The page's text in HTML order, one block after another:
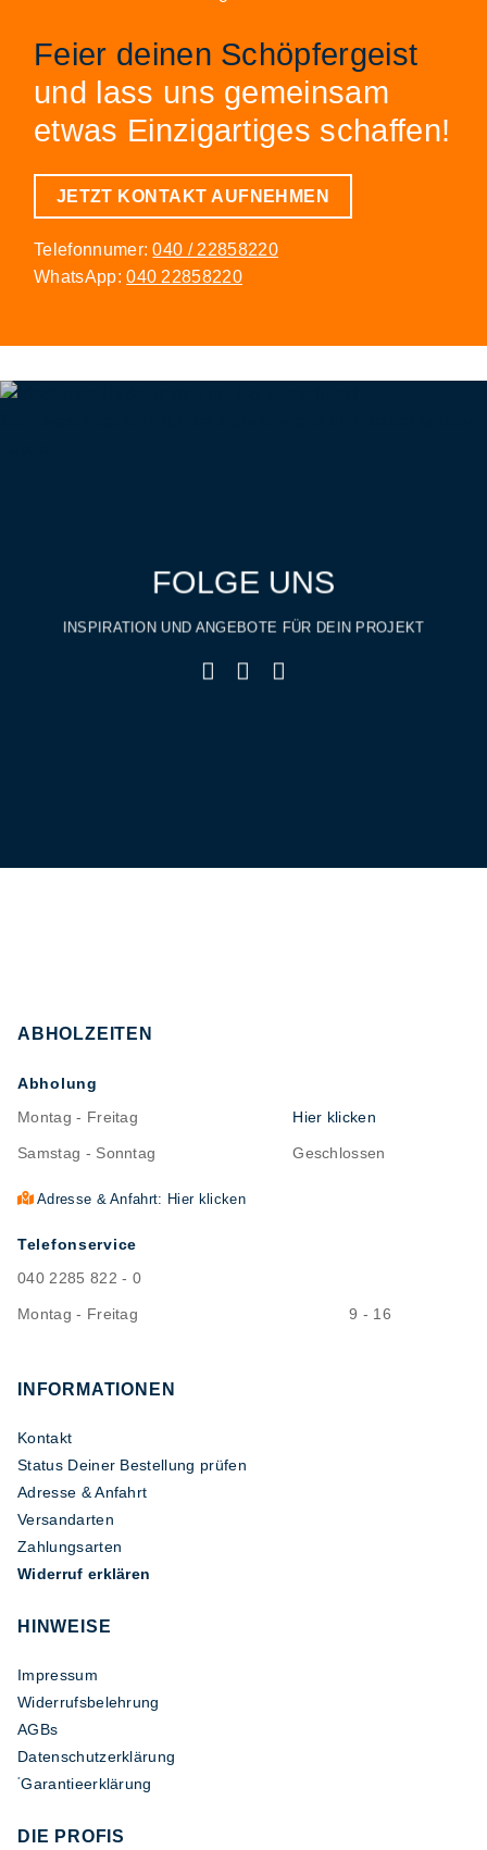
Feier deinen Schöpfergeist
und lass uns gemeinsam
etwas Einzigartiges schaffen!
JETZT KONTAKT AUFNEHMEN
Telefonnumer:040 / 22858220
WhatsApp:040 22858220
FOLGE UNS
INSPIRATION UND ANGEBOTE FÜR DEIN PROJEKT
ABHOLZEITEN
Abholung
Montag - Freitag
Hier klicken
Samstag - Sonntag Geschlossen
Adresse & Anfahrt: Hier klicken
Telefonservice
040 2285 822 - 0
Montag - Freitag 9 - 16
INFORMATIONEN
Kontakt
Status Deiner Bestellung prüfen
Adresse & Anfahrt
Versandarten
Zahlungsarten
Widerruf erklären
HINWEISE
Impressum
Widerrufsbelehrung
AGBs
Datenschutzerklärung
*Garantieerklärung
DIE PROFIS